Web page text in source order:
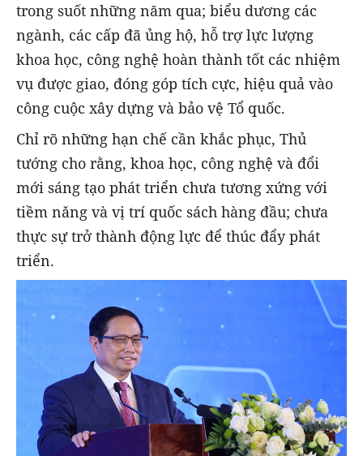
trong suốt những năm qua; biểu dương các
ngành, các cấp đã ủng hộ, hỗ trợ lực lượng
khoa học, công nghệ hoàn thành tốt các nhiệm
vụ được giao, đóng góp tích cực, hiệu quả vào
công cuộc xây dựng và bảo vệ Tổ quốc.
Chỉ rõ những hạn chế cần khắc phục, Thủ
tướng cho rằng, khoa học, công nghệ và đổi
mới sáng tạo phát triển chưa tương xứng với
tiềm nǎng và vị trí quốc sách hàng đầu; chưa
thực sự trở thành động lực để thúc đẩy phát
triển.